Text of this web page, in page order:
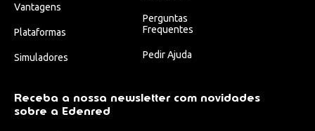
Vantagens
Plataformas
Simuladores
Perguntas
Frequentes
Pedir Ajuda
Receba a nossa newsletter com novidades
sobre a Edenred